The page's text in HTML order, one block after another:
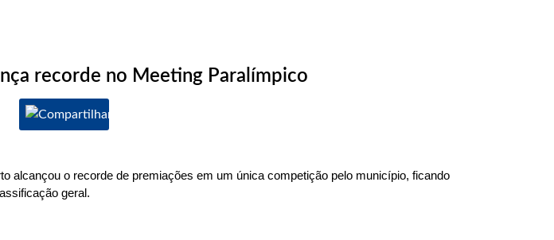
recorde no Meeting Paralímpico
alcançou o recorde de premiações em um única competição pelo município, ficando
geral.